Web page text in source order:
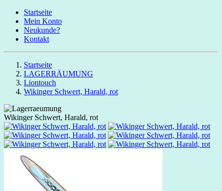
Startseite
Mein Konto
Neukunde?
Kontakt
Startseite
LAGERRÄUMUNG
Liontouch
Wikinger Schwert, Harald, rot
Wikinger Schwert, Harald, rot